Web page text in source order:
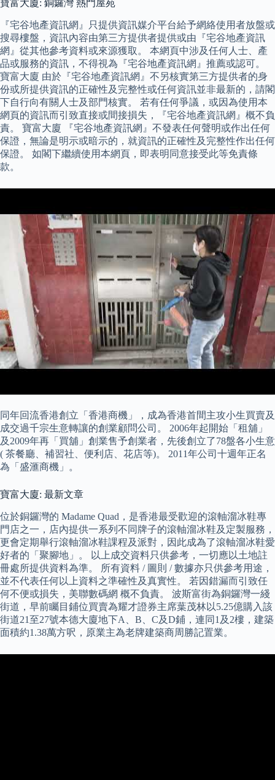
寶富大廈: 銅鑼灣 熱門屋苑
『宅谷地產資訊網』只提供資訊媒介平台給予網絡使用者放盤或
搜尋樓盤，資訊內容由第三方提供者提供或由『宅谷地產資訊
網』從其他參考資料或來源獲取。 本網頁中涉及任何人士、產
品或服務的資訊，不得視為『宅谷地產資訊網』推薦或認可。
寶富大廈 由於『宅谷地產資訊網』不另核實第三方提供者的身
份或所提供資訊的正確性及完整性或任何資訊並非最新的，請閣
下自行向有關人士及部門核實。 若有任何爭議，或因為使用本
網頁的資訊而引致直接或間接損失，『宅谷地產資訊網』概不負
責。 寶富大廈 『宅谷地產資訊網』不發表任何聲明或作出任何
保證，無論是明示或暗示的，就資訊的正確性及完整性作出任何
保證。 如閣下繼續使用本網頁，即表明同意接受此等免責條
款。
同年回流香港創立「香港商機」，成為香港首間主攻小生買賣及
成交過千宗生意轉讓的創業顧問公司。 2006年起開始「租舖」
及2009年再「買舖」創業售予創業者，先後創立了78盤各小生意
( 茶餐廳、補習社、便利店、花店等)。 2011年公司十週年正名
為「盛滙商機」。
寶富大廈: 最新文章
位於銅鑼灣的 Madame Quad，是香港最受歡迎的滾軸溜冰鞋專
門店之一，店內提供一系列不同牌子的滾軸溜冰鞋及定製服務，
更會定期舉行滾軸溜冰鞋課程及派對，因此成為了滾軸溜冰鞋愛
好者的「聚腳地」。 以上成交資料只供參考，一切應以土地註
冊處所提供資料為準。 所有資料 / 圖則 / 數據亦只供參考用途，
並不代表任何以上資料之準確性及真實性。 若因錯漏而引致任
何不便或損失，美聯數碼網 概不負責。 波斯富街為銅鑼灣一綫
街道，早前矚目鋪位買賣為耀才證券主席葉茂林以5.25億購入該
街道21至27號本德大廈地下A、B、C及D鋪，連同1及2樓，建築
面積約1.38萬方呎，原業主為老牌建築商周勝記置業。